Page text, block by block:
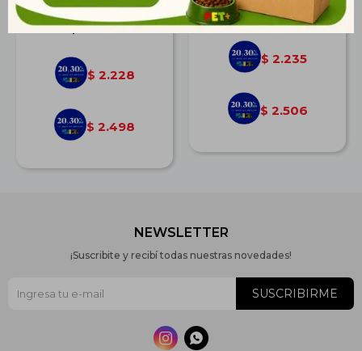
Gris
$ 3.084
$ 2.228
$ 2.498
$ 3.094
$ 2.235
$ 2.506
NEWSLETTER
¡Suscribite y recibí todas nuestras novedades!
SUSCRIBIRME
 